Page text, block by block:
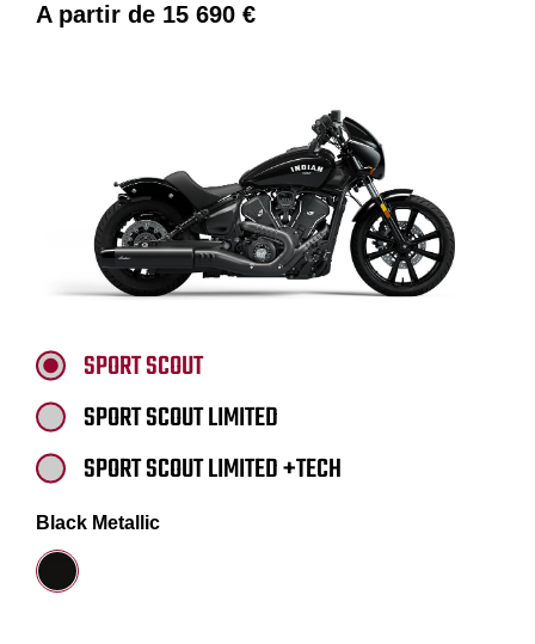
A partir de 15 690 €
SPORT SCOUT
SPORT SCOUT LIMITED
SPORT SCOUT LIMITED +TECH
Black Metallic